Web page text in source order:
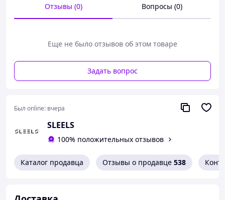
Отзывы (0) Вопросы (0)
Еще не было отзывов об этом товаре
Задать вопрос
Был online: вчера
SLEELS
100% положительных отзывов
Каталог продавца Отзывы о продавце 538